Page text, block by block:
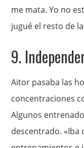
me mata. Yo no
jugué el resto de
9.
Aitor pasaba las
concentraciones
Algunos
descentrado. «Iba